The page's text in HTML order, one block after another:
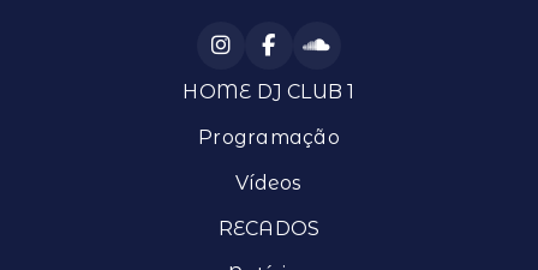
HOME DJ CLUB 1
Programação
Vídeos
RECADOS